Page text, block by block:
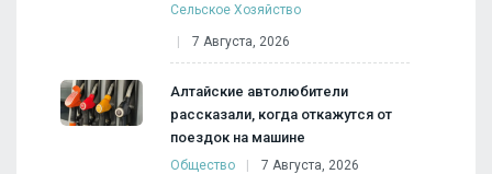
Сельское Хозяйство
7 Августа, 2026
Алтайские автолюбители
рассказали, когда откажутся от
поездок на машине
Общество 7 Августа, 2026